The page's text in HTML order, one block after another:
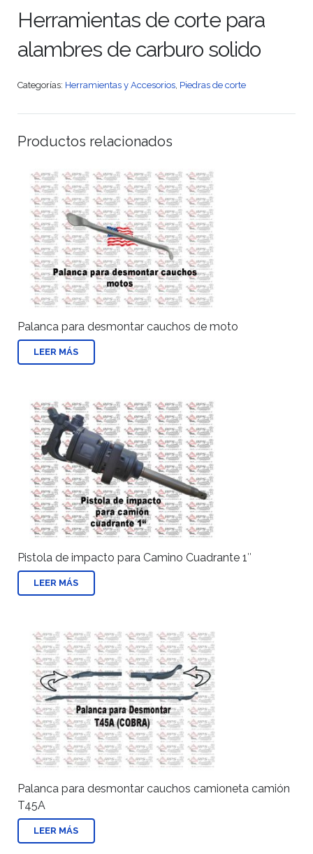
Herramientas de corte para
alambres de carburo solido
Categorías: Herramientas y Accesorios Piedras de corte
Productos relacionados
Palanca para desmontar cauchos de moto
LEER MÁS
Pistola de impacto para Camino Cuadrante 1″
LEER MÁS
Palanca para desmontar cauchos camioneta camión
T45A
LEER MÁS